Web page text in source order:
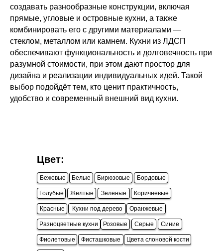
создавать разнообразные конструкции, включая
прямые, угловые и островные кухни, а также
комбинировать его с другими материалами —
стеклом, металлом или камнем. Кухни из ЛДСП
обеспечивают функциональность и долговечность при
разумной стоимости, при этом дают простор для
дизайна и реализации индивидуальных идей. Такой
выбор подойдёт тем, кто ценит практичность,
удобство и современный внешний вид кухни.
Бежевые Белые Бирюзовые Бордовые
Голубые Желтые Зеленые Коричневые
Красные Кухни под дерево Оранжевые
Разноцветные кухни Розовые Серые Синие
Фиолетовые Фисташковые Цвета слоновой кости
Цвет: